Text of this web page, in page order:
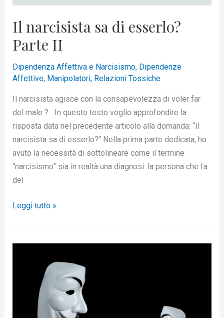
Il narcisista sa di esserlo?
Parte II
Dipendenza Affettiva e Narcisismo, Dipendenze
Affettive, Manipolatori, Relazioni Tossiche
Il narcisista agisce con la consapevolezza di voler far
del male ? In questo testo voglio approfondire la
risposta data nel precedente articolo alla domanda: “Il
narcisista sa di esserlo?“ Nella prima parte dedicata, ho
avuto la necessità di sottolineare come il termine
“narcisismo” sia in realtà una diagnosi: la persona che fa
del
Leggi tutto »
esserlo?